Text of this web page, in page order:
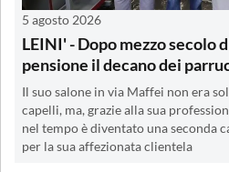
5 agosto 2026
LEINI' - Dopo mezzo secolo
pensione il decano dei
Il suo salone in via Maffei non era
capelli, ma, grazie alla sua
nel tempo è diventato una seconda
per la sua affezionata clientela